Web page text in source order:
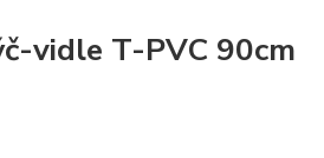
vidle T-PVC 90cm